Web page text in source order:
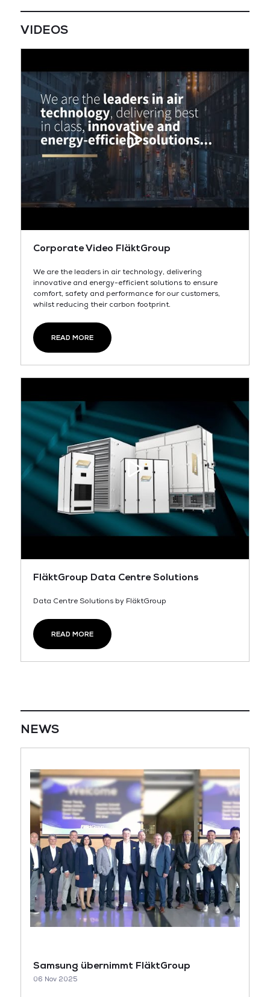
VIDEOS
Corporate Video FläktGroup
We are the leaders in air technology, delivering
innovative and energy-efficient solutions to ensure
comfort, safety and performance for our customers,
whilst reducing their carbon footprint.
READ MORE
FläktGroup Data Centre Solutions
Data Centre Solutions by FläktGroup
READ MORE
NEWS
Samsung übernimmt FläktGroup
06 Nov 2025